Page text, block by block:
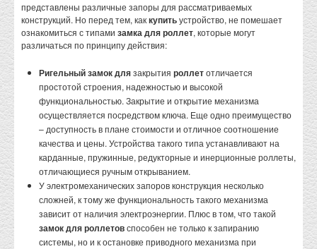
представлены различные запоры для рассматриваемых
конструкций. Но перед тем, каккупитьустройство, не помешает
ознакомиться с типами замка для роллет, которые могут
различаться по принципу действия:
Ригельный замок длязакрытия роллетотличается
простотой строения, надежностью и высокой
функциональностью. Закрытие и открытие механизма
осуществляется посредством ключа. Еще одно преимущество
– доступность в плане стоимости и отличное соотношение
качества и цены. Устройства такого типа устанавливают на
карданные, пружинные, редукторные и инерционные роллеты,
отличающиеся ручным открыванием.
У электромеханических запоров конструкция несколько
сложней, к тому же функциональность такого механизма
зависит от наличия электроэнергии. Плюс в том, что такой
замок для роллетовспособен не только к запиранию
системы, но и к остановке приводного механизма при